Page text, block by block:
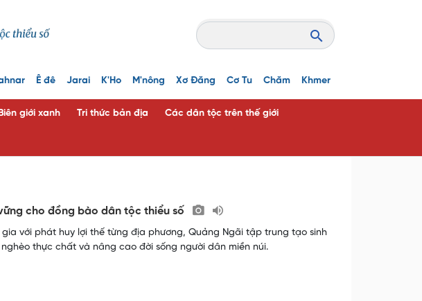
Ê đê Jarai K'Ho M'nông Xơ Đăng Cơ Tu Chăm Khmer
giới xanh Tri thức bản địa Các dân tộc trên thế giới
cho đồng bào dân tộc thiểu số
với phát huy lợi thế từng địa phương, Quảng Ngãi tập trung tạo sinh
thực chất và nâng cao đời sống người dân miền núi.